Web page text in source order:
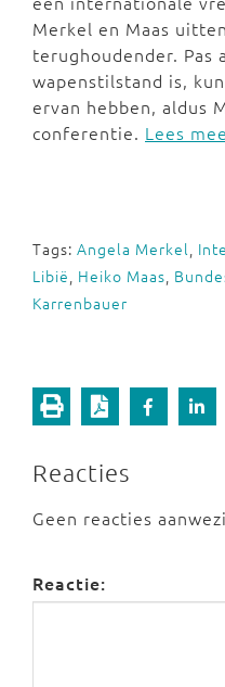
Merkel en Maas
terughoudender. Pas
wapenstilstand is,
ervan hebben, aldus
conferentie. Lees
Tags: Angela Merkel,
Libië, Heiko Maas,
Karrenbauer
Reacties
Geen reacties
Reactie: